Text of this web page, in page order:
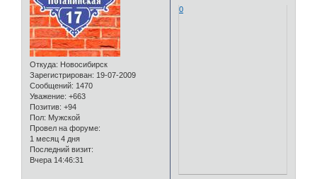
Откуда: Новосибирск
Зарегистрирован: 19-07-2009
Сообщений: 1470
Уважение: +663
Позитив: +94
Пол: Мужской
Провел на форуме:
1 месяц 4 дня
Последний визит:
Вчера 14:46:31
0